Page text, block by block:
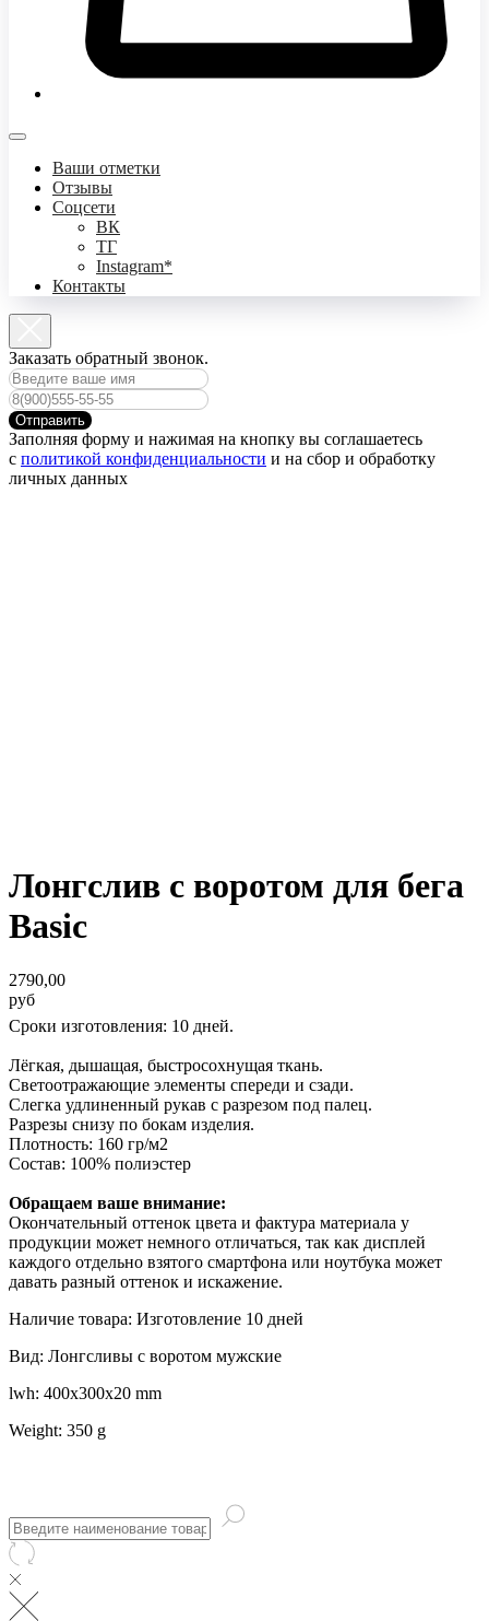
Ваши отметки
Отзывы
Соцсети
ВК
ТГ
Instagram*
Контакты
Заказать обратный звонок.
Отправить
Заполняя форму и нажимая на кнопку вы соглашаетесь
с политикой конфиденциальности и на сбор и обработку
личных данных
Лонгслив с воротом для бега
Basic
2790,00
руб
Сроки изготовления: 10 дней.
Лёгкая, дышащая, быстросохнущая ткань.
Светоотражающие элементы спереди и сзади.
Слегка удлиненный рукав с разрезом под палец.
Разрезы снизу по бокам изделия.
Плотность: 160 гр/м2
Состав: 100% полиэстер
Обращаем ваше внимание:
Окончательный оттенок цвета и фактура материала у
продукции может немного отличаться, так как дисплей
каждого отдельно взятого смартфона или ноутбука может
давать разный оттенок и искажение.
Наличие товара: Изготовление 10 дней
Вид: Лонгсливы с воротом мужские
lwh: 400x300x20 mm
Weight: 350 g